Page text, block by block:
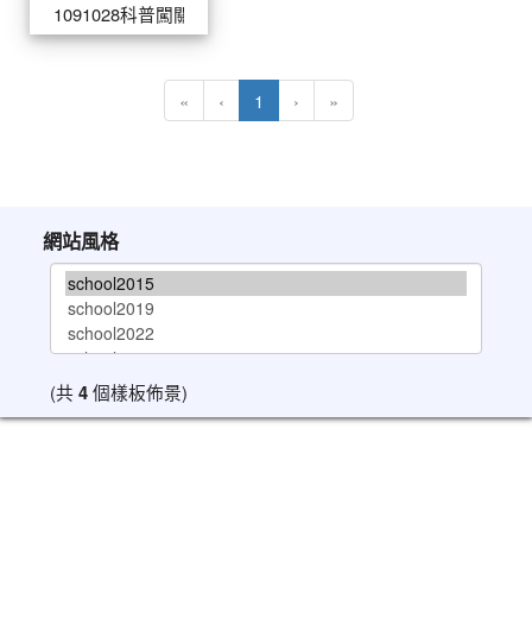
1091028科普闖關活動
« ‹ 1 (目前頁次)
› »
網站風格
(共 4個樣板佈景)